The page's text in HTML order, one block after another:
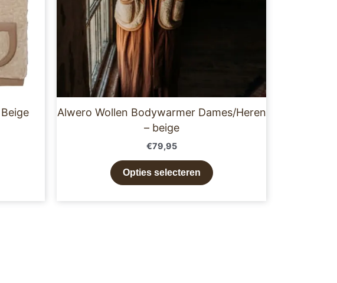
Alwero Wollen Bodywarmer Dames/Heren
– beige
€79,95
Opties selecteren